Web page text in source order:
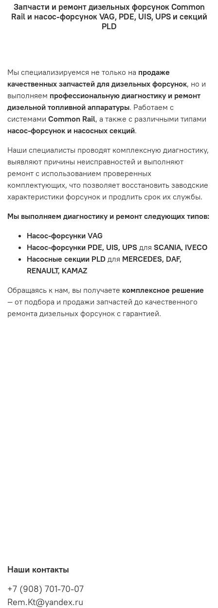
- Оформление заказа
Проверьте правильность ввода информации: позиции
курьерская служба.
- Отправка по России и СНГ транспортной компанией,
ремонтом, подразумевается, что ваш автомобиль
находится в хорошем состоянии и что вы, как клиент,
знакомы с основными правилами обслуживания и
неисправности, вызванные нарушением правил
обслуживания или эксплуатации автомобиля. Если у вас
возникнут проблемы с отремонтированной системой,
мы обязательно разберемся в ситуации и предложим
решение. Однако если проблема вызвана одним из
перечисленных выше факторов, мы не сможем
Гарантия не распространяется на следующие случаи:
Истек гарантийный срок.
Товар является расходным материалом, который
тормозные колодки, диски сцепления, свечи зажигания
Неисправности вызваны ДТП, неправильной установкой
или чрезмерным износом.
Неисправность топливной системы или системы
впуска/выпуска.
Запчасти и ремонт дизельных форсунок Common
Rail и насос-форсунок VAG, PDE, UIS, UPS и секций
PLD
Мы специализируемся не только на продаже
качественных запчастей для дизельных форсунок, но и
выполняем профессиональную диагностику и ремонт
дизельной топливной аппаратуры. Работаем с
системами Common Rail, а также с различными типами
насос-форсунок и насосных секций.
Наши специалисты проводят комплексную диагностику,
выявляют причины неисправностей и выполняют
ремонт с использованием проверенных
комплектующих, что позволяет восстановить заводские
характеристики форсунок и продлить срок их службы.
Мы выполняем диагностику и ремонт следующих типов:
Насос-форсунки VAG
Насос-форсунки PDE, UIS, UPS для SCANIA, IVECO
Насосные секции PLD для MERCEDES, DAF,
RENAULT, KAMAZ
Обращаясь к нам, вы получаете комплексное решение
— от подбора и продажи запчастей до качественного
ремонта дизельных форсунок с гарантией.
Наши контакты
+7 (908) 701-70-07
Rem.Kt@yandex.ru